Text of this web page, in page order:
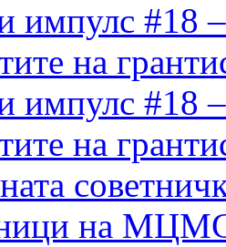
импулс #18
на
импулс #18
на
на МЦМС